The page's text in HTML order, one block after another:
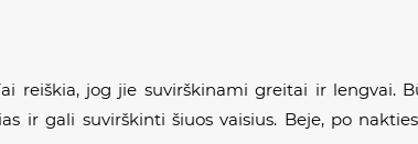
reiškia, jog jie suvirškinami greitai ir lengvai.
ir gali suvirškinti šiuos vaisius. Beje, po